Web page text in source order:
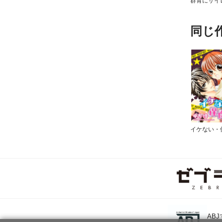
同じ
イケない・
ABJ